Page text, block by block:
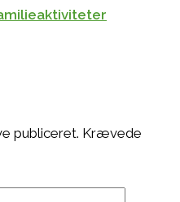
publiceret. Krævede